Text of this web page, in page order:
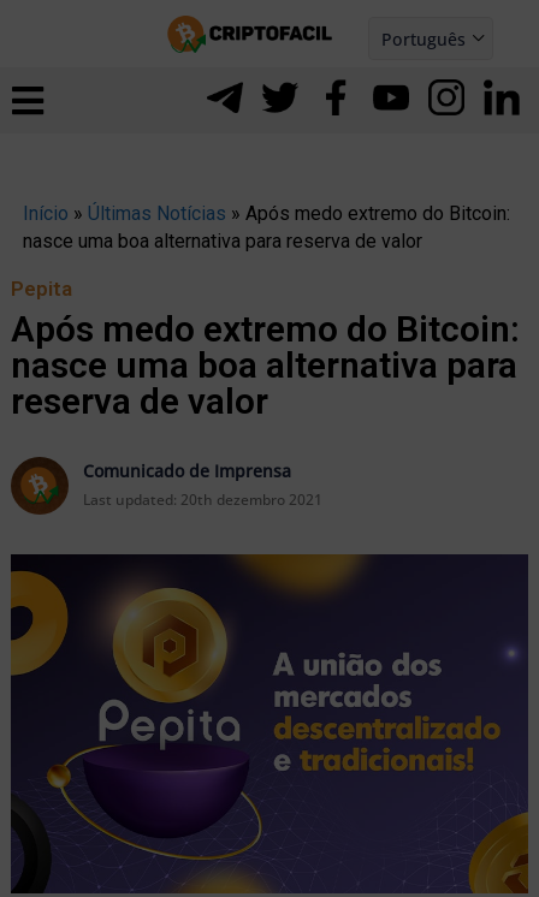
Português
Español
Início » Últimas Notícias » Após medo extremo do Bitcoin:
nasce uma boa alternativa para reserva de valor
Pepita
Após medo extremo do Bitcoin:
nasce uma boa alternativa para
reserva de valor
Comunicado de Imprensa
Last updated: 20th dezembro 2021